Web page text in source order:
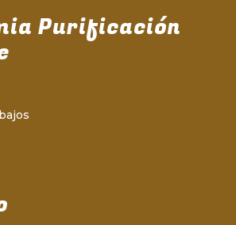
Purificación